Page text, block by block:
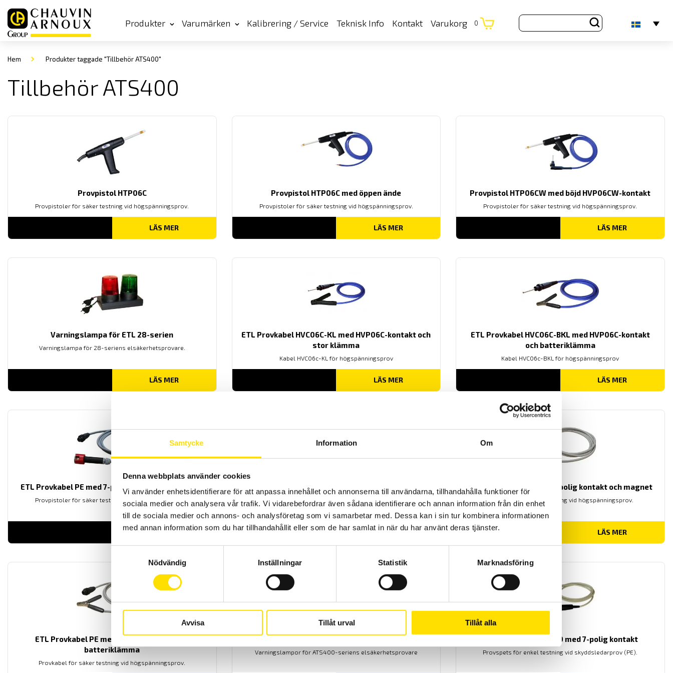
Samtycke Information Om
Denna webbplats använder cookies
Vi använder enhetsidentifierare för att anpassa innehållet och annonserna till användarna, tillhandahålla funktioner för
sociala medier och analysera vår trafik. Vi vidarebefordrar även sådana identifierare och annan information från din enhet
till de sociala medier och annons- och analysföretag som vi samarbetar med. Dessa kan i sin tur kombinera informationen
med annan information som du har tillhandahållit eller som de har samlat in när du har använt deras tjänster.
Nödvändig
Inställningar Statistik Marknadsföring
Avvisa Tillåt urval Tillåt alla
Produkter Varumärken Kalibrering / Service Teknisk Info Kontakt Varukorg 0
Hem Produkter taggade "Tillbehör ATS400"
Tillbehör ATS400
Provpistol HTP06C
Provpistoler för säker testning vid högspänningsprov.
LÄS MER
Provpistol HTP06C med öppen ände
Provpistoler för säker testning vid högspänningsprov.
LÄS MER
Provpistol HTP06CW med böjd HVP06CW-kontakt
Provpistoler för säker testning vid högspänningsprov.
LÄS MER
Varningslampa för ETL 28-serien
Varningslampa för 28-seriens elsäkerhetsprovare.
LÄS MER
ETL Provkabel HVC06C-KL med HVP06C-kontakt och
stor klämma
Kabel HVC06c-KL för högspänningsprov
LÄS MER
ETL Provkabel HVC06C-BKL med HVP06C-kontakt
och batteriklämma
Kabel HVC06c-BKL för högspänningsprov
LÄS MER
ETL Provkabel PE med 7-polig kontakt och magnet
Provpistoler för säker testning vid högspänningsprov.
LÄS MER
ETL Provkabel PE med 4-polig kontakt och öppen
ände
650.00kr– 950.00krPrisintervall:
till
LÄS MER
ETL Provkabel PE med 4-polig kontakt och magnet
Provkabel för säker testning vid högspänningsprov.
LÄS MER
ETL Provkabel PE med 4-polig kontakt och
batteriklämma
Provkabel för säker testning vid högspänningsprov.
Varningslampor för ATS400-seriens elsäkerhetsprovare
ETL Provspets VP400 med 7-polig kontakt
Provspets för enkel testning vid skyddsledarprov (PE).